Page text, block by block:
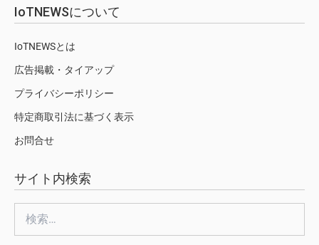
IoTNEWSについて
IoTNEWSとは
広告掲載・タイアップ
プライバシーポリシー
特定商取引法に基づく表示
お問合せ
サイト内検索
索: